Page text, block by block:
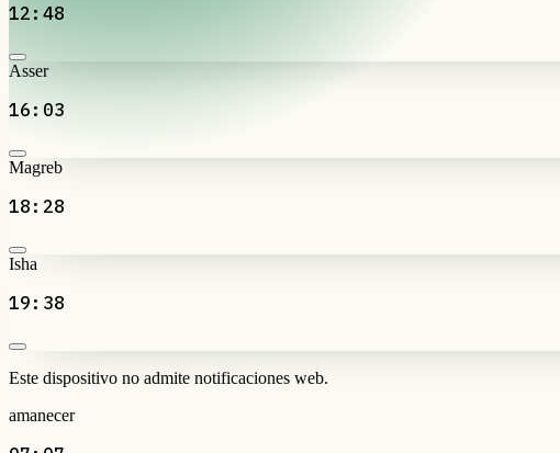
12:48
Asser
16:03
Magreb
18:28
Isha
19:38
Este dispositivo no admite notificaciones web.
amanecer